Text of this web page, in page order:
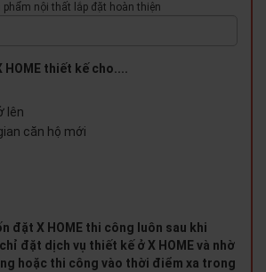
phẩm nội thất lắp đặt hoàn thiện
HOME thiết kế cho....
lên
căn hộ mới
đặt X HOME thi công luôn sau khi
đặt dịch vụ thiết kế ở X HOME và nhờ
hoặc thi công vào thời điểm xa trong